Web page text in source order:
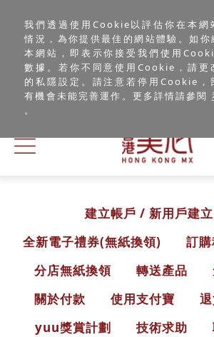
我們透過使用Cookie以評估你在本網
情況，為你提供最佳的網站體驗。如你
本網站，即表示你接受我們使用
數據。若你不同意使用Cookie，請更
的私隱設定。請注意若停用Cookie，
有機會未能完善運作。更多詳情請參閱
。
建立帳戶 / 新用戶建立
全新電子禮券(無紙換領)
訂
分店無紙換領
轉送產品
關於付款
使用支付寶
yuu獎賞計劃
技術求助